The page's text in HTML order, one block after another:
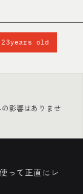
23years old
影響はありませ
って正直にレ